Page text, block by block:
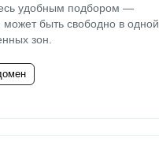
удобным подбором —
быть свободно в одной
зон.